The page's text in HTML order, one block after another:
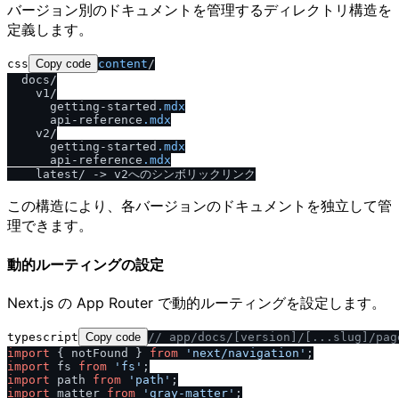
バージョン別のドキュメントを管理するディレクトリ構造を
定義します。
css Copy code content/
  docs/
    v1/
      getting-started
.mdx
      api-reference
.mdx
    v2/
      getting-started
.mdx
      api-reference
.mdx
この構造により、各バージョンのドキュメントを独立して管
理できます。
動的ルーティングの設定
Next.js の App Router で動的ルーティングを設定します。
typescript Copy code / / app /docs / [version] / [...slug] /
import { notFound } from 'next /navigation'
import fs from 'fs'
import path from 'path'
import matter from 'gray-matter' ;